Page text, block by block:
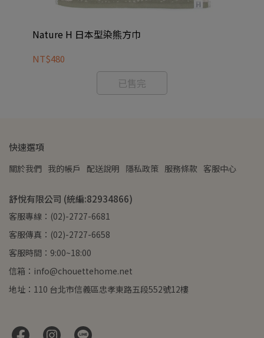
Nature H 日本型染熊方巾
NT$480
已售完
快速選項
關於我們 我的帳戶 配送說明 隱私政策 服務條款 客服中心
舒悅有限公司 (統編:82934866)
客服專線：(02)-2727-6681
客服傳真：(02)-2727-6658
客服時間：9:00~18:00
信箱：info@chouettehome.net
地址：110 台北市信義區忠孝東路五段552號12樓